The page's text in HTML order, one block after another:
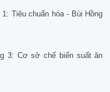
Tiêu chuẩn hóa - Bùi Hồng
3: Cơ sở chế biến suất ăn